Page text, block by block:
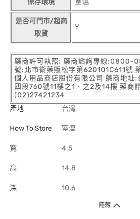
保存環境 室溫
是否可門市/超商
取貨
Y
藥商許可執照: 藥商諮詢專線:0800-
號:北市衛藥販松字第620101C611號
個人用品商店股份有限公司 藥商地址:
四段760號11樓之1、之2及14樓 藥商
(02)27421234
產地
台灣
How To Store 室溫
寬 4.5
高 14.8
深 10.6
隱藏